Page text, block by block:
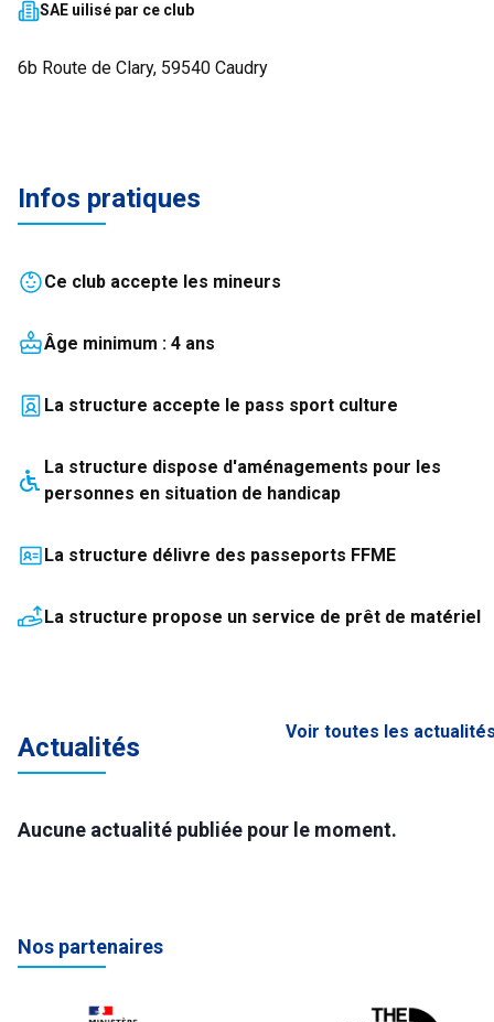
SAE uilisé par ce club
6b Route de Clary, 59540 Caudry
Infos pratiques
Ce club accepte les mineurs
Âge minimum : 4 ans
La structure accepte le pass sport culture
La structure dispose d'aménagements pour les
personnes en situation de handicap
La structure délivre des passeports FFME
La structure propose un service de prêt de matériel
Actualités
Voir toutes les
Aucune actualité publiée pour le moment.
Nos partenaires